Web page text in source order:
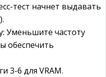
тест начнет выдавать
Уменьшите частоту
обеспечить
3-6 для VRAM.